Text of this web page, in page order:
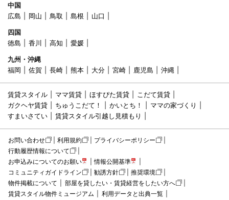
中国
広島
岡山 鳥取 島根
山口
四国
徳島
香川 高知
愛媛
九州・沖縄
福岡
佐賀 長崎 熊本 大分 宮崎 鹿児島 沖縄
賃貸スタイル ママ賃貸 ほすぴた賃貸
こだて賃貸
ガクヘヤ賃貸
ちゅうこだて！ かいとち！
ママの家づくり
すまいさてい
賃貸スタイル引越し見積もり
お問い合わせ 利用規約
プライバシーポリシー
行動履歴情報について
お申込みについてのお願い
情報公開基準
コミュニティガイドライン
勧誘方針
推奨環境
物件掲載について
部屋を貸したい・賃貸経営をしたい方へ
賃貸スタイル物件ミュージアム
利用データと出典一覧